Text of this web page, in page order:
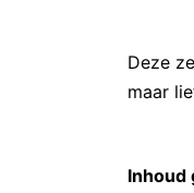
Deze
maar
Inhoud